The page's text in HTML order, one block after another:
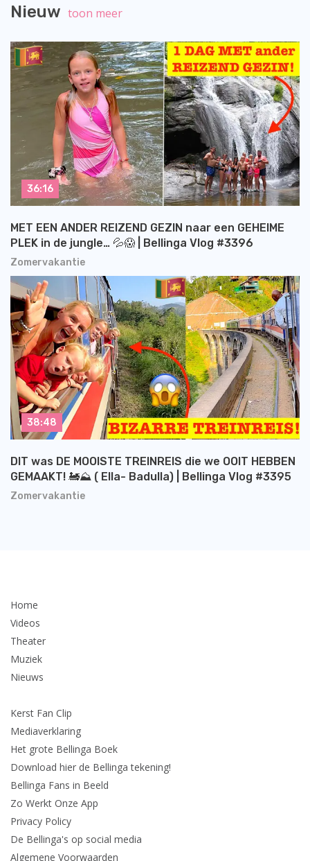
Nieuw toon meer
Zomervakantie
MET EEN ANDER REIZEND GEZIN naar een GEHEIME
PLEK in de jungle… 💦😱 | Bellinga Vlog #3396
36:16
Zomervakantie
DIT was DE MOOISTE TREINREIS die we OOIT HEBBEN
GEMAAKT! 🚂⛰️ ( Ella- Badulla) | Bellinga Vlog #3395
38:48
Home
Videos
Theater
Muziek
Nieuws
Kerst Fan Clip
Mediaverklaring
Het grote Bellinga Boek
Download hier de Bellinga tekening!
Bellinga Fans in Beeld
Zo Werkt Onze App
Privacy Policy
De Bellinga's op social media
Algemene Voorwaarden